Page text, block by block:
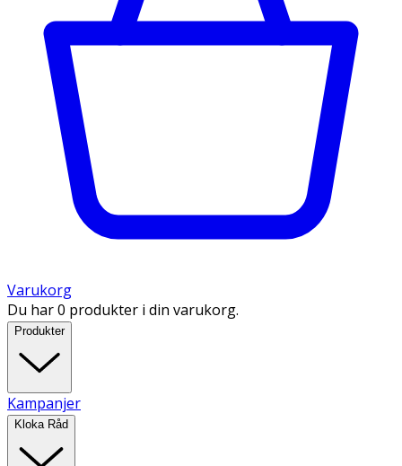
Varukorg
Du har 0 produkter i din varukorg.
Produkter
Kampanjer
Kloka Råd